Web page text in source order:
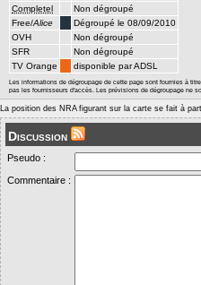
Completel
Non dégroupé
Free/Alice
Dégroupé le 08/09/2010
OVH
Non dégroupé
SFR
Non dégroupé
TV Orange
disponible par ADSL
Les informations de dégroupage de cette page sont fournies à
pas les fournisseurs d'accès. Les prévisions de dégroupage ne
La position des NRA figurant sur la carte se fait à
Discussion
Pseudo :
Commentaire :